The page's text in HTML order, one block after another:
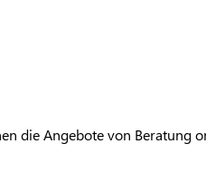
die Angebote von Beratung